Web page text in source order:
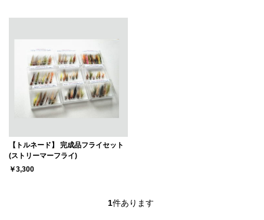
【トルネード】 完成品フライセット
(ストリーマーフライ)
￥3,300
1件あります